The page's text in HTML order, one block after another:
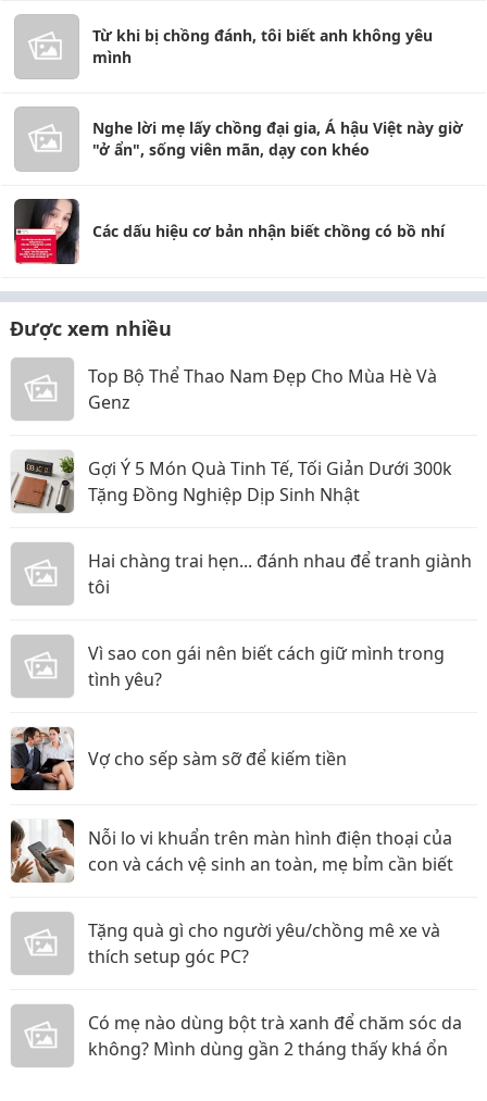
Từ khi bị chồng đánh, tôi biết anh không yêu
mình
Nghe lời mẹ lấy chồng đại gia, Á hậu Việt này giờ
"ở ẩn", sống viên mãn, dạy con khéo
Các dấu hiệu cơ bản nhận biết chồng có bồ nhí
Được xem nhiều
Top Bộ Thể Thao Nam Đẹp Cho Mùa Hè Và
Genz
Gợi Ý 5 Món Quà Tinh Tế, Tối Giản Dưới 300k
Tặng Đồng Nghiệp Dịp Sinh Nhật
Hai chàng trai hẹn... đánh nhau để tranh giành
tôi
Vì sao con gái nên biết cách giữ mình trong
tình yêu?
Vợ cho sếp sàm sỡ để kiếm tiền
Nỗi lo vi khuẩn trên màn hình điện thoại của
con và cách vệ sinh an toàn, mẹ bỉm cần biết
Tặng quà gì cho người yêu/chồng mê xe và
thích setup góc PC?
Có mẹ nào dùng bột trà xanh để chăm sóc da
không? Mình dùng gần 2 tháng thấy khá ổn